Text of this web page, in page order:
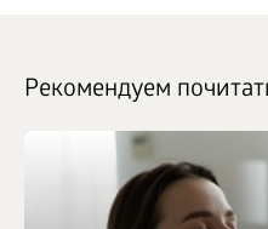
Рекомендуем